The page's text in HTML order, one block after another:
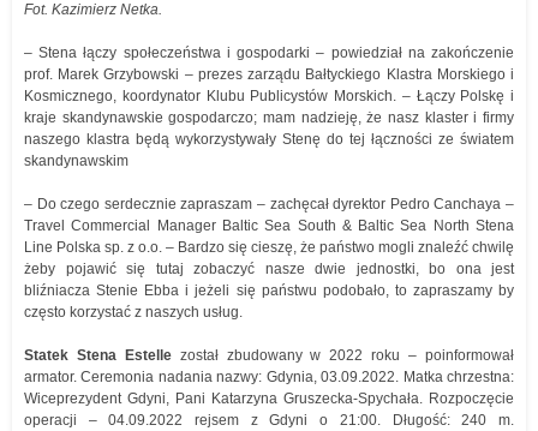
Fot. Kazimierz Netka.
– Stena łączy społeczeństwa i gospodarki – powiedział na zakończenie
prof. Marek Grzybowski – prezes zarządu Bałtyckiego Klastra Morskiego i
Kosmicznego, koordynator Klubu Publicystów Morskich. – Łączy Polskę i
kraje skandynawskie gospodarczo; mam nadzieję, że nasz klaster i firmy
naszego klastra będą wykorzystywały Stenę do tej łączności ze światem
skandynawskim
– Do czego serdecznie zapraszam – zachęcał dyrektor Pedro Canchaya –
Travel Commercial Manager Baltic Sea South & Baltic Sea North Stena
Line Polska sp. z o.o. – Bardzo się cieszę, że państwo mogli znaleźć chwilę
żeby pojawić się tutaj zobaczyć nasze dwie jednostki, bo ona jest
bliźniacza Stenie Ebba i jeżeli się państwu podobało, to zapraszamy by
często korzystać z naszych usług.
Statek Stena Estellezostał zbudowany w 2022 roku – poinformował
armator. Ceremonia nadania nazwy: Gdynia, 03.09.2022. Matka chrzestna:
Wiceprezydent Gdyni, Pani Katarzyna Gruszecka-Spychała. Rozpoczęcie
operacji – 04.09.2022 rejsem z Gdyni o 21:00. Długość: 240 m.